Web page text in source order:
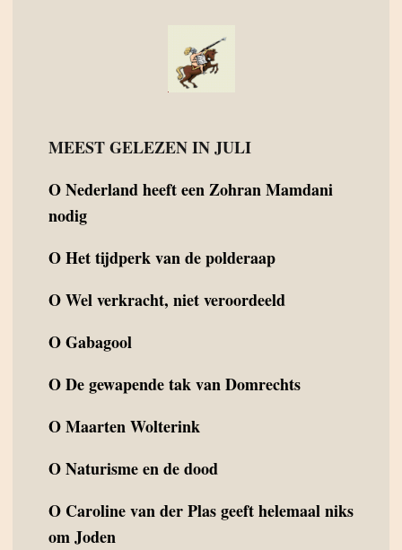
MEEST GELEZEN IN JULI
ONederland heeft een Zohran Mamdani
nodig
OHet tijdperk van de polderaap
OWel verkracht, niet veroordeeld
OGabagool
ODe gewapende tak van Domrechts
OMaarten Wolterink
ONaturisme en de dood
O Caroline van der Plas geeft helemaal niks
om Joden